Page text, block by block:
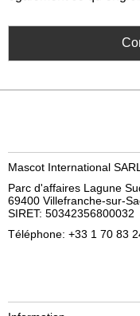
Mascot International SARL
Parc d'affaires Lagune
69400 Villefranche-sur-
SIRET: 50342356800032
Téléphone: +33 1 70 83